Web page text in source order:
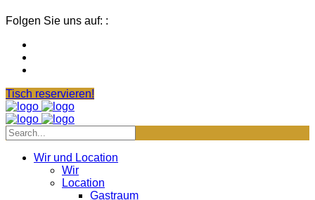
Folgen Sie uns auf: :
Tisch reservieren!
Wir und Location
Wir
Location
Gastraum